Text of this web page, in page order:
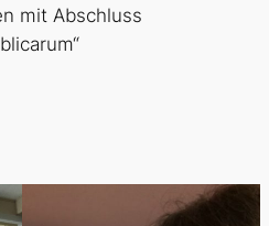
mit Abschluss